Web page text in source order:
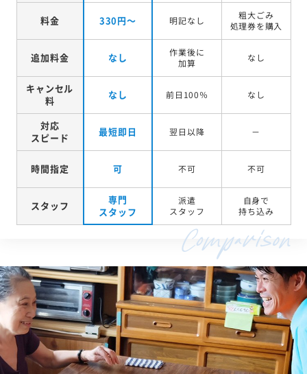
料金 330円～ 明記なし
粗大ごみ
処理券を購入
追加料金 なし
作業後に
加算
なし
キャンセル
料
なし 前日100％ なし
対応
スピード
最短即日 翌日以降 －
時間指定 可 不可 不可
スタッフ
専門
スタッフ
派遣
スタッフ
自身で
持ち込み